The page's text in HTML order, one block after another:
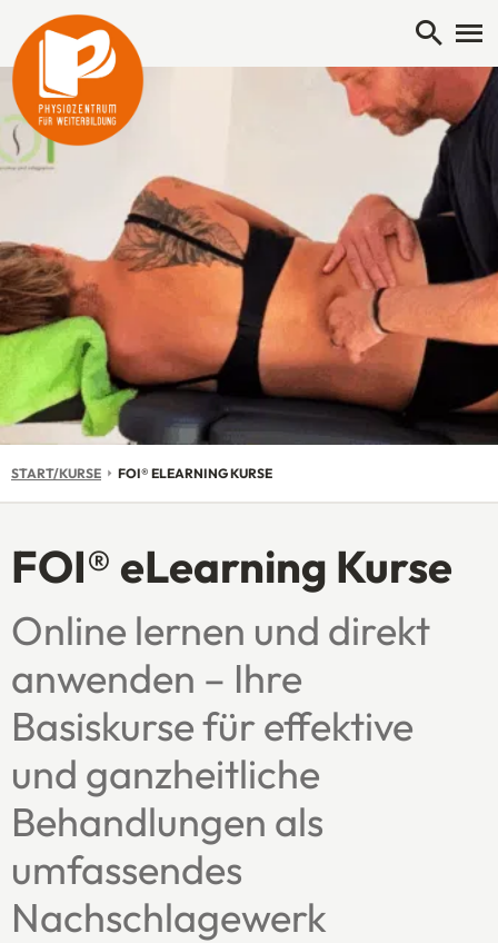
Open
START/KURSE AKTUELL: FOI® ELEARNING KURSE
FOI® ELEARNING KURSE
FOI® eLearning Kurse
Online lernen und direkt
anwenden – Ihre
Basiskurse für effektive
und ganzheitliche
Behandlungen als
umfassendes
Nachschlagewerk